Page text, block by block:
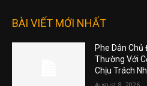
BÀI VIẾT MỚI NHẤT
Phe Dân Chủ
Thường Với
Chịu Trách